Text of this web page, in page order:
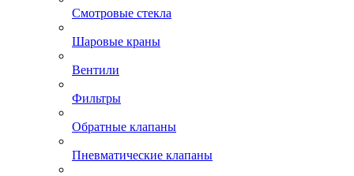
Смотровые стекла
Шаровые краны
Вентили
Фильтры
Обратные клапаны
Пневматические клапаны